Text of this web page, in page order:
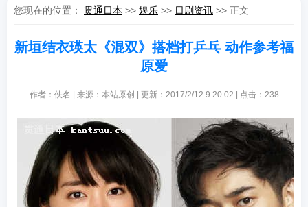
您现在的位置： 贯通日本 >> 娱乐 >> 日剧资讯 >> 正文
新垣结衣瑛太《混双》搭档打乒乓 动作参考福
原爱
作者：佚名 | 来源：本站原创 | 更新：2017/2/12 9:20:02 | 点击： 238